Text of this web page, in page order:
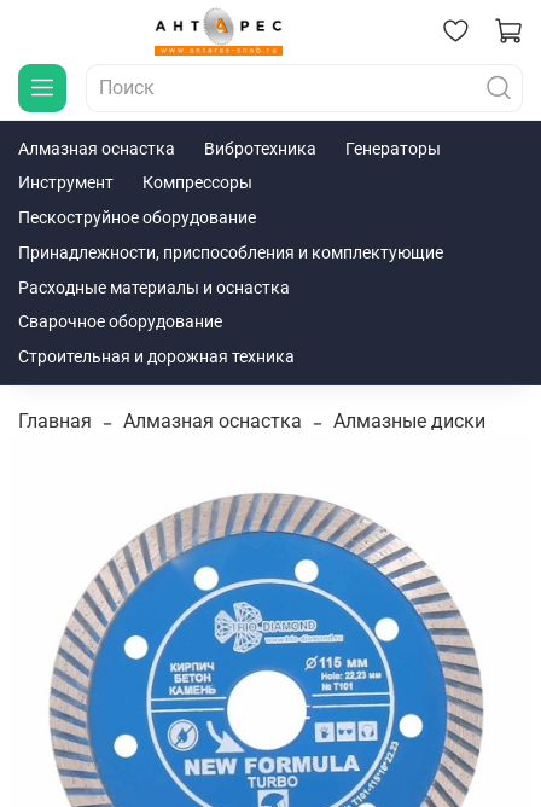
Алмазная оснастка Вибротехника
Генераторы
Инструмент
Компрессоры
Пескоструйное оборудование
Принадлежности, приспособления и комплектующие
Расходные материалы и оснастка
Сварочное оборудование
Строительная и дорожная техника
Главная Алмазная оснастка Алмазные диски